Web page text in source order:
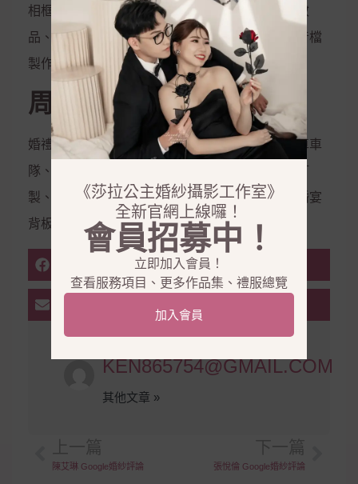
相框、相本、雜誌本、喜帖、定妝液、控油保濕妝
品、隱形內衣、新娘捧花、拍照鮮花束，電子影音檔
製作
周邊合作
婚禮企劃、婚禮主持、會場佈置、婚禮樂團、禮車車
隊、西服訂製、金飾銀飾租借、鑽戒訂製、婚鞋訂
製、美甲、美睫、霧眉、拍攝道具、婚禮道具、婚宴
背板、婚宴會館
KEN865754@GMAIL.COM
其他文章 »
上一篇
陳艾琳 Google婚紗評論
下一篇
張悅倫 Google婚紗評論
《莎拉公主婚紗攝影工作室》
全新官網上線囉！
會員招募中！
立即加入會員！
查看服務項目、更多作品集、禮服總覽
加入會員